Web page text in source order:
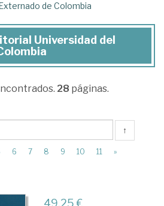
de Colombia
Universidad del
28 páginas.
↑
6 7 8 9 10 11 »
49,25 €